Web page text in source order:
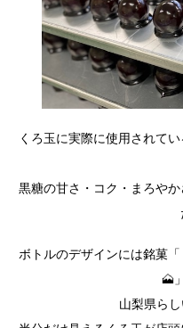
くろ玉に実際に使用されて
黒糖の甘さ・コク・まろや
ボトルのデザインには銘菓
🗻
山梨県ら